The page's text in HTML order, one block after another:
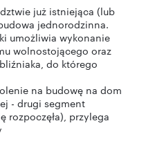
już istniejąca (lub
jednorodzinna.
umożliwia wykonanie
wolnostojącego oraz
do którego
na budowę na dom
- drugi segment
rozpoczęła), przylega